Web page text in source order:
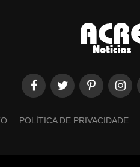
POLÍTICA DE PRIVACIDADE